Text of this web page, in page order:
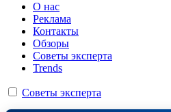
О нас
Реклама
Контакты
Обзоры
Советы эксперта
Trends
Советы эксперта